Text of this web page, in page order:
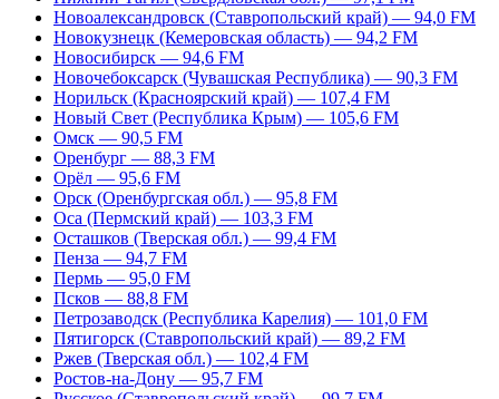
Новоалександровск (Ставропольский край) — 94,0 FM
Новокузнецк (Кемеровская область) — 94,2 FM
Новосибирск — 94,6 FM
Новочебоксарск (Чувашская Республика) — 90,3 FM
Норильск (Красноярский край) — 107,4 FM
Новый Свет (Республика Крым) — 105,6 FM
Омск — 90,5 FM
Оренбург — 88,3 FM
Орёл — 95,6 FM
Орск (Оренбургская обл.) — 95,8 FM
Оса (Пермский край) — 103,3 FM
Осташков (Тверская обл.) — 99,4 FM
Пенза — 94,7 FM
Пермь — 95,0 FM
Псков — 88,8 FM
Петрозаводск (Республика Карелия) — 101,0 FM
Пятигорск (Ставропольский край) — 89,2 FM
Ржев (Тверская обл.) — 102,4 FM
Ростов-на-Дону — 95,7 FM